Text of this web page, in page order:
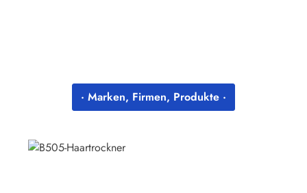
· Marken, Firmen, Produkte ·